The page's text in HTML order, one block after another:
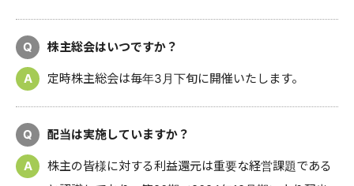
Q 株主総会はいつですか？
A 定時株主総会は毎年3月下旬に開催いたします。
Q 配当は実施していますか？
A
株主の皆様に対する利益還元は重要な経営課題である